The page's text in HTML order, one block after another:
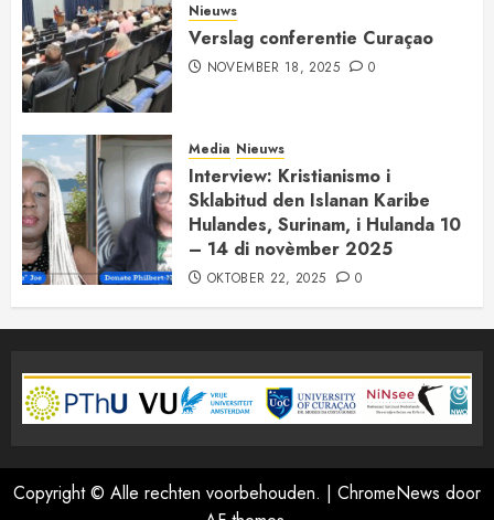
Nieuws
Verslag conferentie Curaçao
NOVEMBER 18, 2025 0
Media Nieuws
Interview: Kristianismo i
Sklabitud den Islanan Karibe
Hulandes, Surinam, i Hulanda 10
– 14 di novèmber 2025
OKTOBER 22, 2025 0
Copyright © Alle rechten voorbehouden. | ChromeNews door